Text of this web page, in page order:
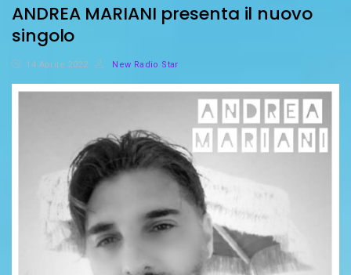
ANDREA MARIANI presenta il nuovo
singolo
14 Aprile 2022 New Radio Star